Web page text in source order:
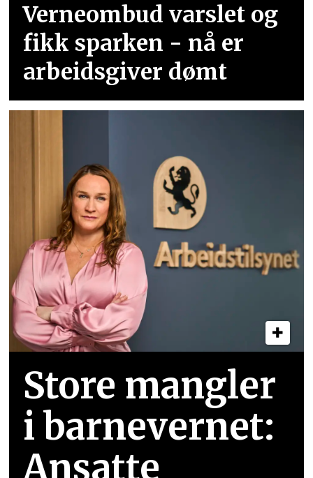
Verneombud varslet og
fikk sparken - nå er
arbeidsgiver dømt
Store mangler
i barnevernet:
Ansatte